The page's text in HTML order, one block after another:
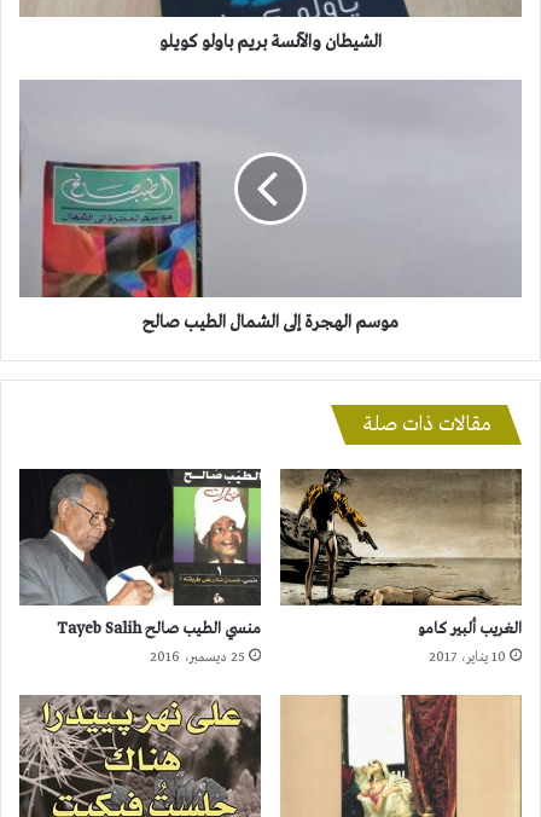
الشيطان والآنسة بريم باولو كويلو
موسم الهجرة إلى الشمال الطيب صالح
مقالات ذات صلة
الغريب ألبير كامو
10 يناير، 2017
منسي الطيب صالح Tayeb Salih
25 ديسمبر، 2016